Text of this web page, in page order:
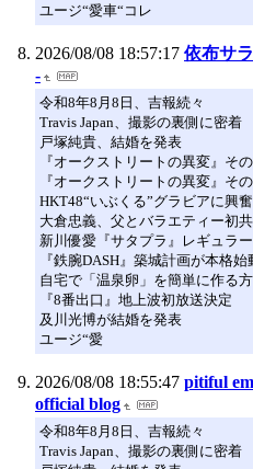
ユージ“愛車“コレ
2026/08/08 18:57:17 依布サ
-
令和8年8月8日、吉報続々
Travis Japan、撮影の裏側に密着
戸塚純貴、結婚を発表
『オークストリートの異変』そ
『オークストリートの異変』その
HKT48“いぶくる”グラビアに興奮
大倉忠義、父とバラエティー初
新川優愛『サタプラ』レギュラ
『鉄腕DASH』築城計画が本格始
自宅で「温泉卵」を簡単に作る
『8番出口』地上波初放送決定
及川光博が結婚を発表
ユージ“愛
2026/08/08 18:55:47 pitiful
official blog
令和8年8月8日、吉報続々
Travis Japan、撮影の裏側に密着